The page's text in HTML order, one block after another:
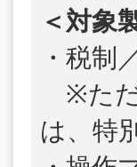
＜対象
・税制
※ただ
は、特